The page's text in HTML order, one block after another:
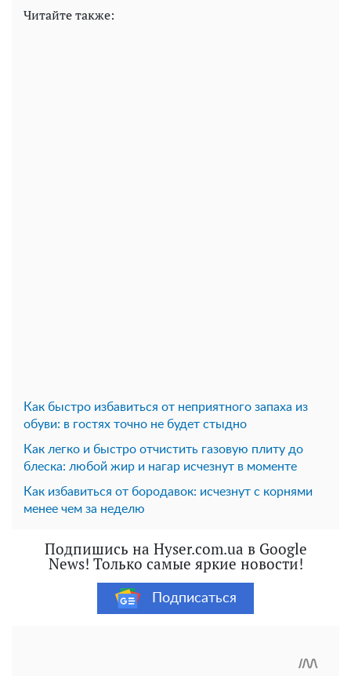
Читайте также:
Как быстро избавиться от неприятного запаха из
обуви: в гостях точно не будет стыдно
Как легко и быстро отчистить газовую плиту до
блеска: любой жир и нагар исчезнут в моменте
Как избавиться от бородавок: исчезнут с корнями
менее чем за неделю
Подпишись на Hyser.com.ua в Google
News! Только самые яркие новости!
Подписаться